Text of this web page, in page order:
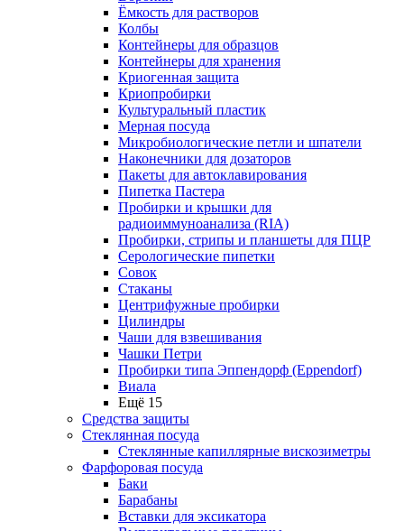
Ёмкость для растворов
Колбы
Контейнеры для образцов
Контейнеры для хранения
Криогенная защита
Криопробирки
Культуральный пластик
Мерная посуда
Микробиологические петли и шпатели
Наконечники для дозаторов
Пакеты для автоклавирования
Пипетка Пастера
Пробирки и крышки для
радиоиммуноанализа (RIA)
Пробирки, стрипы и планшеты для ПЦР
Серологические пипетки
Совок
Стаканы
Центрифужные пробирки
Цилиндры
Чаши для взвешивания
Чашки Петри
Пробирки типа Эппендорф (Eppendorf)
Виала
Ещё 15
Средства защиты
Стеклянная посуда
Стеклянные капиллярные вискозиметры
Фарфоровая посуда
Баки
Барабаны
Вставки для эксикатора